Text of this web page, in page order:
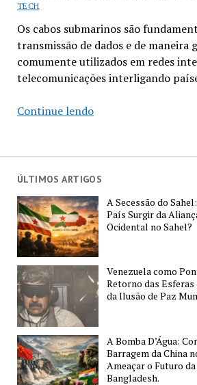
TECH
Os cabos submarinos são
transmissão de dados e de maneira
comumente utilizados em redes
telecomunicações interligando
Continue lendoA
da
Segurança
Cabos
Submarinos
de
Comunicação
ÚLTIMOS ARTIGOS
A Secessão do
País Surgir da
Ocidental no Sahel?
Venezuela como
Retorno das Esferas
da Ilusão de Paz
A Bomba D’Água:
Barragem da China
Ameaçar o Futuro
Bangladesh.